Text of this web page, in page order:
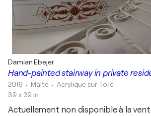
Hand-painted stairway in private
Damian Ebejer
2016 • Malte •Acrylique sur Toile
39 x 39 in
Actuellement non disponible à la